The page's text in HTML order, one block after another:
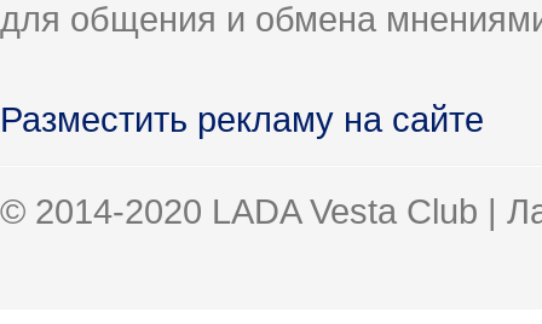
для общения и обмена
Разместить рекламу на сайте
© 2014-2020 LADA Vesta Club |